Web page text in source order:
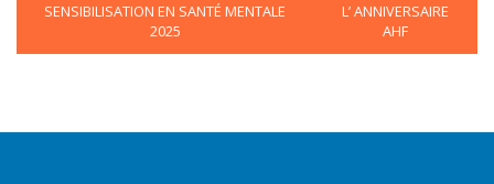
SENSIBILISATION EN SANTÉ MENTALE
2025
L’ ANNIVERSAIRE
AHF